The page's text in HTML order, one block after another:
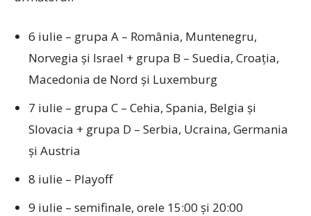
6 iulie – grupa A – România, Muntenegru,
Norvegia și Israel + grupa B – Suedia, Croația,
Macedonia de Nord și Luxemburg
7 iulie – grupa C – Cehia, Spania, Belgia și
Slovacia + grupa D – Serbia, Ucraina, Germania
și Austria
8 iulie – Playoff
9 iulie – semifinale, orele 15:00 și 20:00